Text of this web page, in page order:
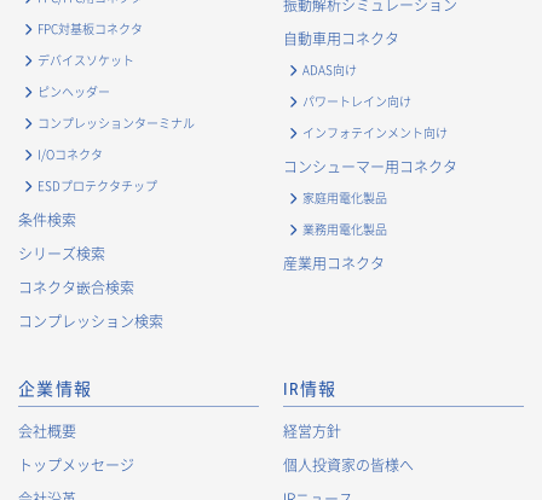
・
マーケティング調査及び分析のため
お取引先および業務上関係する他社・団体・官公庁の方に関す
る個人情報
・
お問い合わせ対応、商談、打合せ等業務上必要な対応およ
・
契約の履行または事業上必要な取引先情報の管理のため
・
当社事業および取引に関するアンケート調査等への協力依
・
官公庁・各種業界団体等への報告・届出のため
採用応募者に関する個人情報
・
採用選考のため
FPC対基板コネクタ
デバイスソケット
ピンヘッダー
コンプレッションターミナル
I/Oコネクタ
ESDプロテクタチップ
条件検索
シリーズ検索
コネクタ嵌合検索
コンプレッション検索
振動解析シミュレーション
自動車用コネクタ
ADAS向け
パワートレイン向け
インフォテインメント向け
コンシューマー用コネクタ
家庭用電化製品
業務用電化製品
産業用コネクタ
企業情報
会社概要
トップメッセージ
IR情報
経営方針
個人投資家の皆様へ